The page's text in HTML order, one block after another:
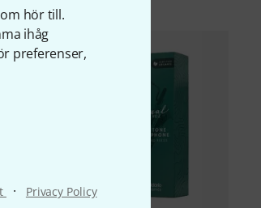
hör till.
ihåg
preferenser,
· Privacy Policy